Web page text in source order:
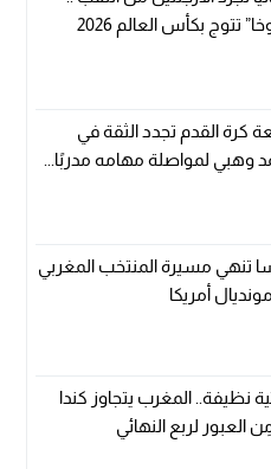
تتوج بكأس العالم 2026
كرة القدم تجدد الثقة في
وهبي لمواصلة مهامه مدربًا...
تنهي مسيرة المنتخب المغربي
أمريكا
نظيفة.. المغرب يتجاوز كندا
العبور لربع النهائي